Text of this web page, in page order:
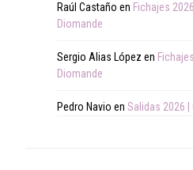
Raúl Castaño en Fichajes
Diomande
Sergio Alias López en
Diomande
Pedro Navio en Salidas 2026